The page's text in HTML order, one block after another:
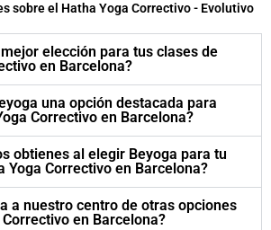
sobre el Hatha Yoga Correctivo - Evolutivo
elección para tus clases de
en Barcelona?
una opción destacada para
Correctivo en Barcelona?
obtienes al elegir Beyoga para tu
Yoga Correctivo en Barcelona?
a nuestro centro de otras opciones
en Barcelona?